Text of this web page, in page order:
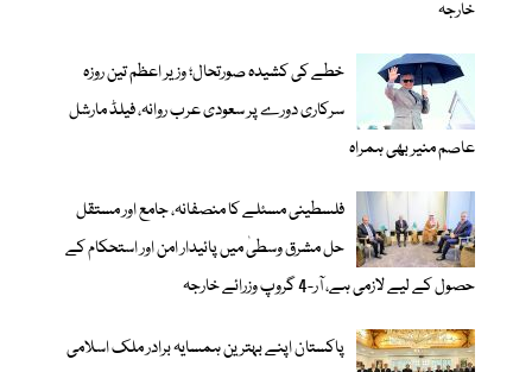
خارجہ
خطے کی کشیدہ صورتحال؛ وزیر اعظم تین روزہ
سرکاری دورے پر سعودی عرب روانہ، فیلڈ مارشل
عاصم منیر بھی ہمراہ
فلسطینی مسئلے کا منصفانہ، جامع اور مستقل
حل مشرق وسطیٰ میں پائیدار امن اور استحکام کے
حصول کے لیے لازمی ہے، آر-4 گروپ وزرائے خارجہ
پاکستان اپنے بہترین ہمسایہ برادر ملک اسلامی